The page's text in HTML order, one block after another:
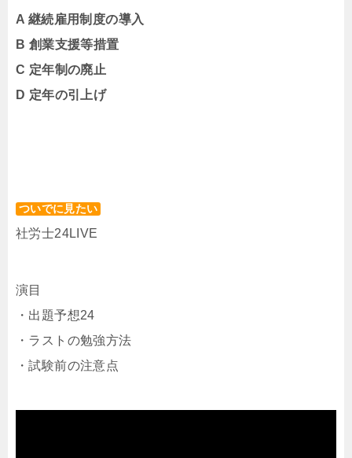
A 継続雇用制度の導入
B 創業支援等措置
C 定年制の廃止
D 定年の引上げ
ついでに見たい
社労士24LIVE
演目
・出題予想24
・ラストの勉強方法
・試験前の注意点